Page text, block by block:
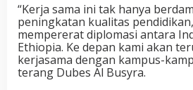
“Kerja sama ini tak hanya
peningkatan kualitas
mempererat diplomasi antara
Ethiopia. Ke depan kami akan
kerjasama dengan kampus-
terang Dubes Al Busyra.